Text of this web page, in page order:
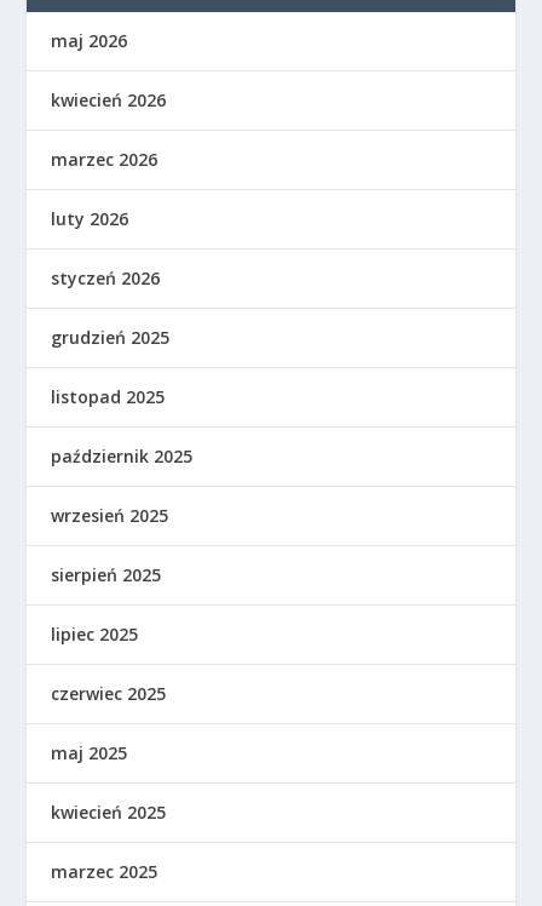
maj 2026
kwiecień 2026
marzec 2026
luty 2026
styczeń 2026
grudzień 2025
listopad 2025
październik 2025
wrzesień 2025
sierpień 2025
lipiec 2025
czerwiec 2025
maj 2025
kwiecień 2025
marzec 2025